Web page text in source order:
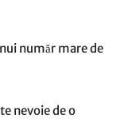
număr mare de
nevoie de o